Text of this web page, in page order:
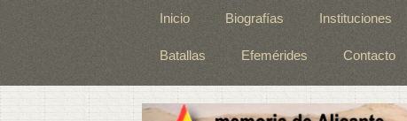
Inicio Biografías Instituciones
Batallas Efemérides Contacto